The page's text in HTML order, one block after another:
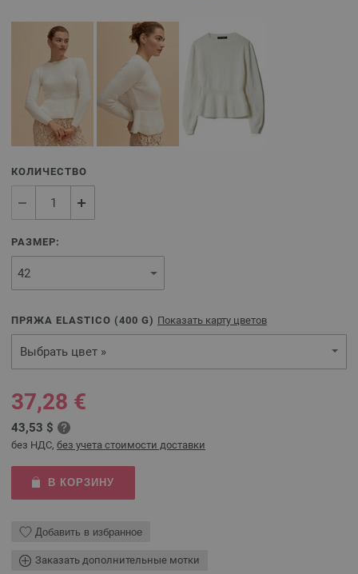
КОЛИЧЕСТВО
РАЗМЕР:
ПРЯЖА ELASTICO (400 G) Показать карту цветов
Выбрать цвет »
37,28 €
43,53 $
без НДС, без учета стоимости доставки
В КОРЗИНУ
Добавить в избранное
Заказать дополнительные мотки